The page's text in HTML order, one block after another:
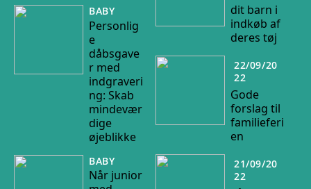
BABY
Personlig
e
dåbsgave
r med
indgraveri
ng: Skab
mindevær
dige
øjeblikke
BABY
Når junior
dit barn i
indkøb af
deres tøj
22/09/20
22
Gode
forslag til
familieferi
en
21/09/20
22